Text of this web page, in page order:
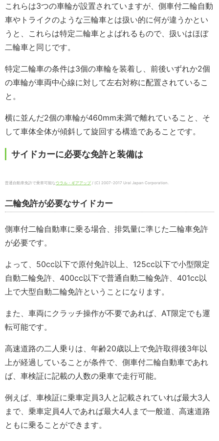
これらは3つの車輪が設置されていますが、側車付二輪自動
車やトライクのような三輪車とは扱い的に何が違うかとい
うと、これらは特定二輪車とよばれるもので、扱いはほぼ
二輪車と同じです。
特定二輪車の条件は3個の車輪を装着し、前後いずれか2個
の車輪が車両中心線に対して左右対称に配置されているこ
と。
横に並んだ2個の車輪が460mm未満で離れていること、そ
して車体全体が傾斜して旋回する構造であることです。
サイドカーに必要な免許と装備は
普通自動車免許で乗車可能な ウラル・ギアアップ / (C) 2007-2017 Ural Japan Corporation.
二輪免許が必要なサイドカー
側車付二輪自動車に乗る場合、排気量に準じた二輪車免許
が必要です。
よって、50cc以下で原付免許以上、125cc以下で小型限定
自動二輪免許、400cc以下で普通自動二輪免許、401cc以
上で大型自動二輪免許ということになります。
また、車両にクラッチ操作が不要であれば、AT限定でも運
転可能です。
高速道路の二人乗りは、年齢20歳以上で免許取得後3年以
上が経過していることが条件で、側車付二輪自動車であれ
ば、車検証に記載の人数の乗車で走行可能。
例えば、車検証に乗車定員3人と記載されていれば最大3人
まで、乗車定員4人であれば最大4人まで一般道、高速道路
ともに乗ることができます。